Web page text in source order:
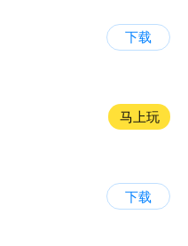
下载
马上玩
下载